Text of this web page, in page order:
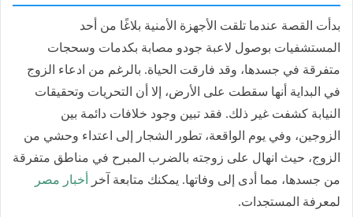
بدأت القصة عندما تلقت الأجهزة الأمنية بلاغًا من أحد
المستشفيات بوصول لاعبة جودو مصابة بكدمات وسحجات
متفرقة في جسدها، وقد فارقت الحياة. بالرغم من ادعاء الزوج
في البداية أنها سقطت على الأرض، إلا أن التحريات وتحقيقات
النيابة كشفت غير ذلك. فقد تبين وجود خلافات دائمة بين
الزوجين، وفي يوم الواقعة، تطور الشجار إلى اعتداء وحشي من
الزوج، حيث انهال على زوجته بالضرب المبرح في مناطق متفرقة
من جسدها، مما أدى إلى وفاتها. يمكنك متابعة آخر
أخبار مصر
لمعرفة المستجدات.